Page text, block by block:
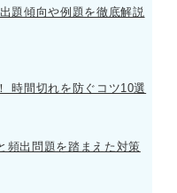
題傾向や例題を徹底解説
時間切れを防ぐコツ10選
頻出問題を踏まえた対策